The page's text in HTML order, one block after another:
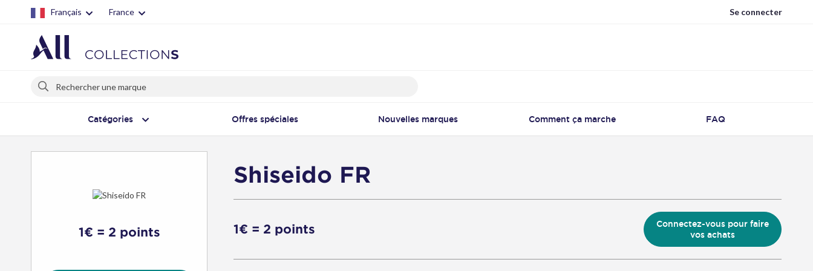
Français France Se connecter
Rechercher
Catégories Offres spéciales Nouvelles marques Comment ça marche FAQ
1€ = 2 points
Shiseido FR
1€ = 2 points
Connectez-vous pour faire
vos achats